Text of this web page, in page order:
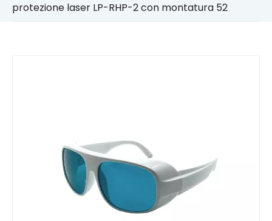
Servizi
protezione laser LP-RHP-2 con montatura 52